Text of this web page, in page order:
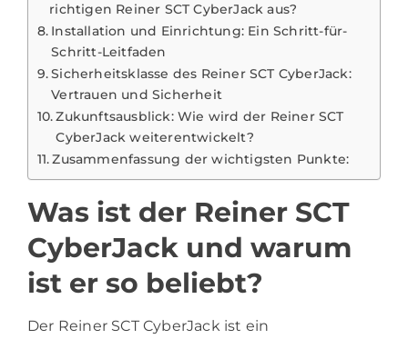
richtigen Reiner SCT CyberJack aus?
Installation und Einrichtung: Ein Schritt-für-
Schritt-Leitfaden
Sicherheitsklasse des Reiner SCT CyberJack:
Vertrauen und Sicherheit
Zukunftsausblick: Wie wird der Reiner SCT
CyberJack weiterentwickelt?
Zusammenfassung der wichtigsten Punkte:
Was ist der Reiner SCT
CyberJack und warum
ist er so beliebt?
Der Reiner SCT CyberJack ist ein